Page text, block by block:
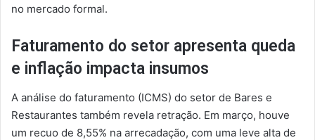
no mercado formal.
Faturamento do setor apresenta queda
e inflação impacta insumos
A análise do faturamento (ICMS) do setor de Bares e
Restaurantes também revela retração. Em março, houve
um recuo de 8,55% na arrecadação, com uma leve alta de